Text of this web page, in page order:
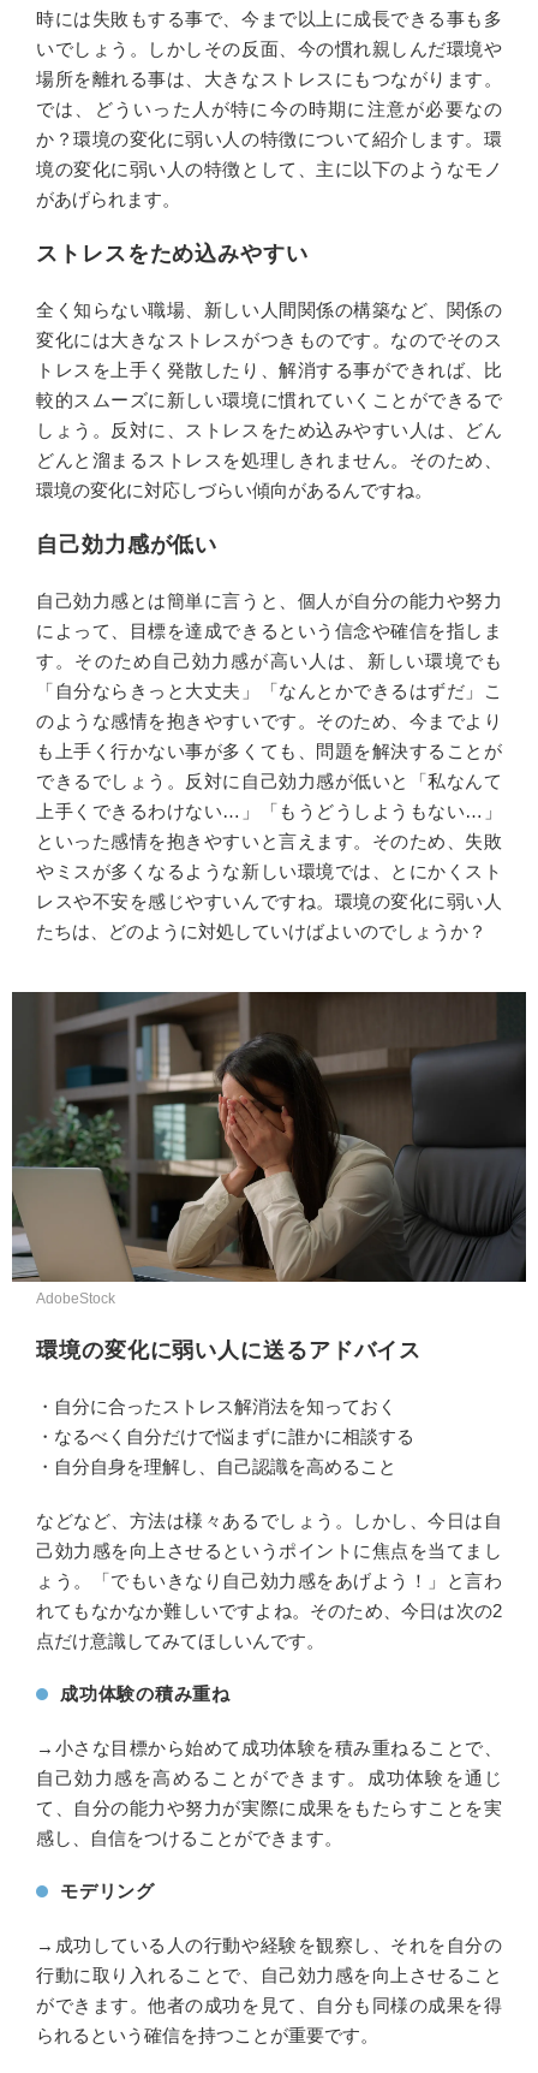
時には失敗もする事で、今まで以上に成長できる事も多
いでしょう。しかしその反面、今の慣れ親しんだ環境や
場所を離れる事は、大きなストレスにもつながります。
では、どういった人が特に今の時期に注意が必要なの
か？環境の変化に弱い人の特徴について紹介します。環
境の変化に弱い人の特徴として、主に以下のようなモノ
があげられます。
ストレスをため込みやすい
全く知らない職場、新しい人間関係の構築など、関係の
変化には大きなストレスがつきものです。なのでそのス
トレスを上手く発散したり、解消する事ができれば、比
較的スムーズに新しい環境に慣れていくことができるで
しょう。反対に、ストレスをため込みやすい人は、どん
どんと溜まるストレスを処理しきれません。そのため、
環境の変化に対応しづらい傾向があるんですね。
自己効力感が低い
自己効力感とは簡単に言うと、個人が自分の能力や努力
によって、目標を達成できるという信念や確信を指しま
す。そのため自己効力感が高い人は、新しい環境でも
「自分ならきっと大丈夫」「なんとかできるはずだ」こ
のような感情を抱きやすいです。そのため、今までより
も上手く行かない事が多くても、問題を解決することが
できるでしょう。反対に自己効力感が低いと「私なんて
上手くできるわけない…」「もうどうしようもない…」
といった感情を抱きやすいと言えます。そのため、失敗
やミスが多くなるような新しい環境では、とにかくスト
レスや不安を感じやすいんですね。環境の変化に弱い人
たちは、どのように対処していけばよいのでしょうか？
AdobeStock
環境の変化に弱い人に送るアドバイス
・自分に合ったストレス解消法を知っておく
・なるべく自分だけで悩まずに誰かに相談する
・自分自身を理解し、自己認識を高めること
などなど、方法は様々あるでしょう。しかし、今日は自
己効力感を向上させるというポイントに焦点を当てまし
ょう。「でもいきなり自己効力感をあげよう！」と言わ
れてもなかなか難しいですよね。そのため、今日は次の2
点だけ意識してみてほしいんです。
成功体験の積み重ね
→小さな目標から始めて成功体験を積み重ねることで、
自己効力感を高めることができます。成功体験を通じ
て、自分の能力や努力が実際に成果をもたらすことを実
感し、自信をつけることができます。
モデリング
→成功している人の行動や経験を観察し、それを自分の
行動に取り入れることで、自己効力感を向上させること
ができます。他者の成功を見て、自分も同様の成果を得
られるという確信を持つことが重要です。